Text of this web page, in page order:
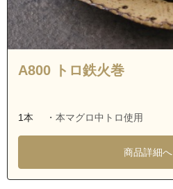
A800 トロ鉄火巻
1本 ・本マグロ中トロ使用
商品詳細へ